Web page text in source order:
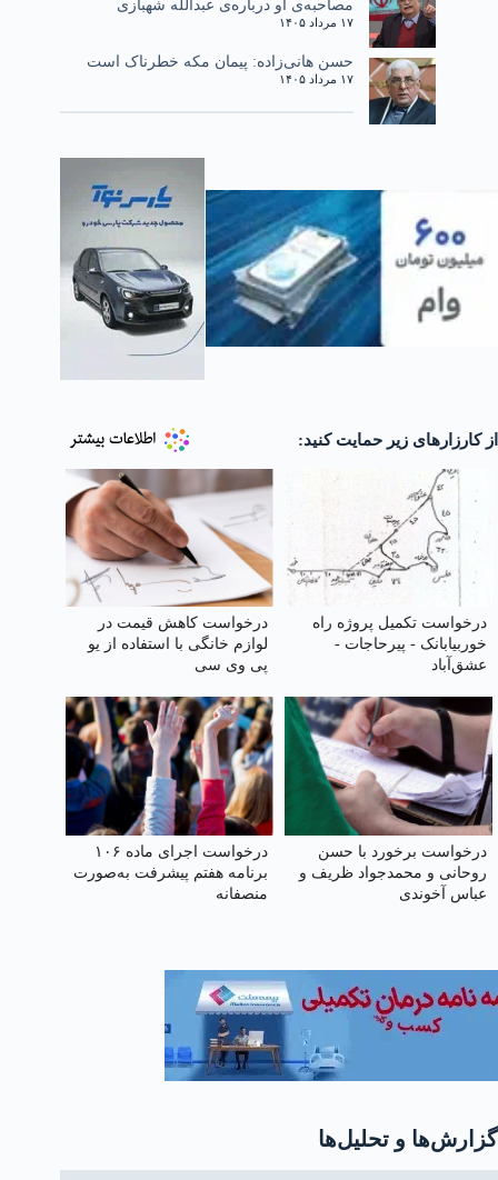
مصاحبه‌ی او درباره‌ی عبدالله شهبازی
۱۷ مرداد ۱۴۰۵
حسن هانی‌زاده: پیمان مکه خطرناک است
۱۷ مرداد ۱۴۰۵
از کارزارهای زیر حمایت کنید:
درخواست تکمیل پروژه راه
خوربیابانک - پیرحاجات -
عشق‌آباد
درخواست کاهش قیمت در
لوازم خانگی با استفاده از یو
پی وی سی
درخواست برخورد با حسن
روحانی و محمدجواد ظریف و
عباس آخوندی
درخواست اجرای ماده ۱۰۶
برنامه هفتم پیشرفت به‌صورت
منصفانه
گزارش‌ها و تحلیل‌ها